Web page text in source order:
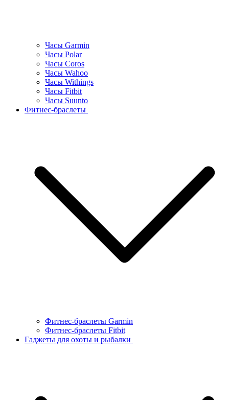
Часы Garmin
Часы Polar
Часы Coros
Часы Wahoo
Часы Withings
Часы Fitbit
Часы Suunto
Фитнес-браслеты
Фитнес-браслеты Garmin
Фитнес-браслеты Fitbit
Гаджеты для охоты и рыбалки